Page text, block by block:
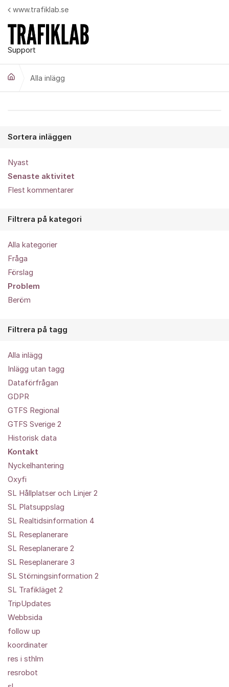
Hoppa till innehåll
Support
www.trafiklab.se
Alla inlägg
Sortera inläggen
Nyast
Senaste aktivitet
Flest kommentarer
Filtrera på kategori
Alla kategorier
Fråga
Förslag
Problem
Beröm
Filtrera på tagg
Alla inlägg
Inlägg utan tagg
Dataförfrågan
GDPR
GTFS Regional
GTFS Sverige 2
Historisk data
Kontakt
Nyckelhantering
Oxyfi
SL Hållplatser och Linjer 2
SL Platsuppslag
SL Realtidsinformation 4
SL Reseplanerare
SL Reseplanerare 2
SL Reseplanerare 3
SL Störningsinformation 2
SL Trafikläget 2
TripUpdates
Webbsida
follow up
koordinater
res i sthlm
resrobot